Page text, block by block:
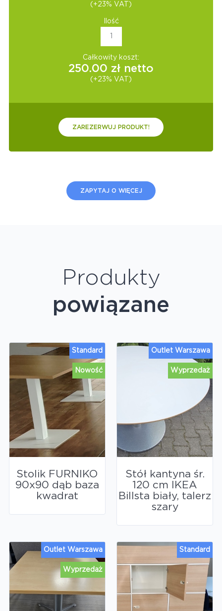
(+23% VAT)
Ilość
Całkowity koszt:
250.00 zł netto
(+23% VAT)
ZAREZERWUJ PRODUKT!
ZAPYTAJ O WIĘCEJ
Produkty
powiązane
Nowość
Standard
Stolik FURNIKO
90x90 dąb baza
kwadrat
Wyprzedaż
Outlet Warszawa
Stół kantyna śr.
120 cm IKEA
Billsta biały, talerz
szary
Wyprzedaż
Outlet Warszawa Standard